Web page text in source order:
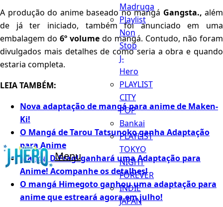
Menu
Madruga
Playlist
Non
Stop
J-
Hero
PLAYLIST
CITY
POP
Bankai
PLAYLIST
TOKYO
NIGHT
FOREVER
INDIE
JAPAN
A produção do anime baseado no mangá Gangsta., além
de já ter iniciado, também foi anunciado em uma
embalagem do 6º volume do mangá. Contudo, não foram
divulgados mais detalhes de como seria a obra e quando
estaria completa.
LEIA TAMBÉM:
Nova adaptação de mangá para anime de Maken-
Ki!
O Mangá de Tarou Tatsunoko ganha Adaptação
para Anime
Mangá D-Frag! ganhará uma Adaptação para
Anime! Acompanhe os detalhes!
O mangá Himegoto ganhou uma adaptação para
anime que estreará agora em julho!